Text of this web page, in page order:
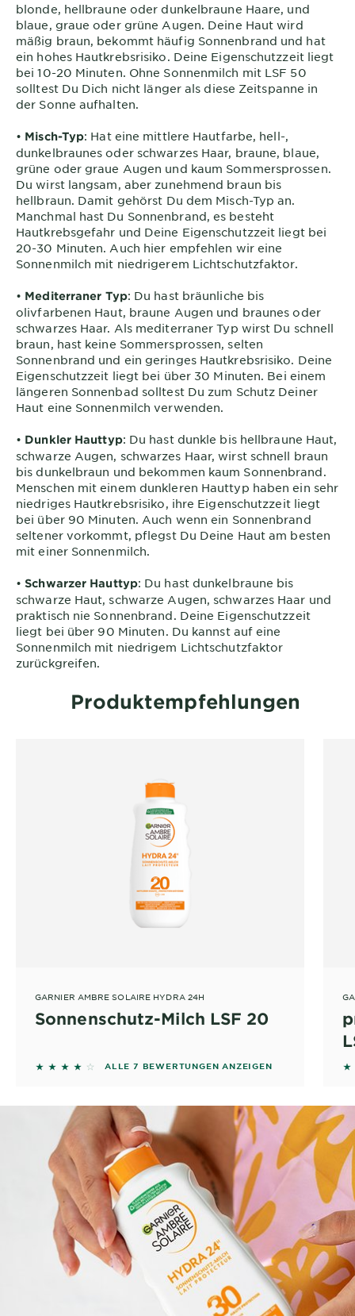
blonde, hellbraune oder dunkelbraune Haare, und
blaue, graue oder grüne Augen. Deine Haut wird
mäßig braun, bekommt häufig Sonnenbrand und hat
ein hohes Hautkrebsrisiko. Deine Eigenschutzzeit liegt
bei 10-20 Minuten. Ohne Sonnenmilch mit LSF 50
solltest Du Dich nicht länger als diese Zeitspanne in
der Sonne aufhalten.
• Misch-Typ: Hat eine mittlere Hautfarbe, hell-,
dunkelbraunes oder schwarzes Haar, braune, blaue,
grüne oder graue Augen und kaum Sommersprossen.
Du wirst langsam, aber zunehmend braun bis
hellbraun. Damit gehörst Du dem Misch-Typ an.
Manchmal hast Du Sonnenbrand, es besteht
Hautkrebsgefahr und Deine Eigenschutzzeit liegt bei
20-30 Minuten. Auch hier empfehlen wir eine
Sonnenmilch mit niedrigerem Lichtschutzfaktor.
• Mediterraner Typ: Du hast bräunliche bis
olivfarbenen Haut, braune Augen und braunes oder
schwarzes Haar. Als mediterraner Typ wirst Du schnell
braun, hast keine Sommersprossen, selten
Sonnenbrand und ein geringes Hautkrebsrisiko. Deine
Eigenschutzzeit liegt bei über 30 Minuten. Bei einem
längeren Sonnenbad solltest Du zum Schutz Deiner
Haut eine Sonnenmilch verwenden.
• Dunkler Hauttyp: Du hast dunkle bis hellbraune Haut,
schwarze Augen, schwarzes Haar, wirst schnell braun
bis dunkelbraun und bekommen kaum Sonnenbrand.
Menschen mit einem dunkleren Hauttyp haben ein sehr
niedriges Hautkrebsrisiko, ihre Eigenschutzzeit liegt
bei über 90 Minuten. Auch wenn ein Sonnenbrand
seltener vorkommt, pflegst Du Deine Haut am besten
mit einer Sonnenmilch.
•Schwarzer Hauttyp: Du hast dunkelbraune bis
schwarze Haut, schwarze Augen, schwarzes Haar und
praktisch nie Sonnenbrand. Deine Eigenschutzzeit
liegt bei über 90 Minuten. Du kannst auf eine
Sonnenmilch mit niedrigem Lichtschutzfaktor
zurückgreifen.
Produktempfehlungen
GARNIER AMBRE SOLAIRE HYDRA 24H
Sonnenschutz-Milch LSF 20
3.7143 out of 5 stars based on reviews
ALLE 7 BEWERTUNGEN ANZEIGEN